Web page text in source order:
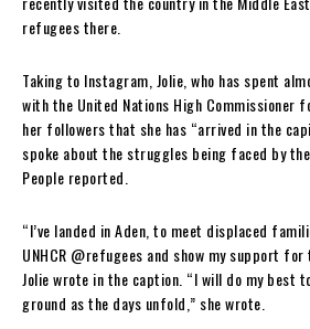
refugees there.
Taking to Instagram, Jolie, who has spent
with the United Nations High Commissioner
her followers that she has “arrived in the
spoke about the struggles being faced by
People reported.
“I’ve landed in Aden, to meet displaced
UNHCR @refugees and show my support for
Jolie wrote in the caption. “I will do my best
ground as the days unfold,” she wrote.